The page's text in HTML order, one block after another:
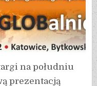
na południu
prezentacją